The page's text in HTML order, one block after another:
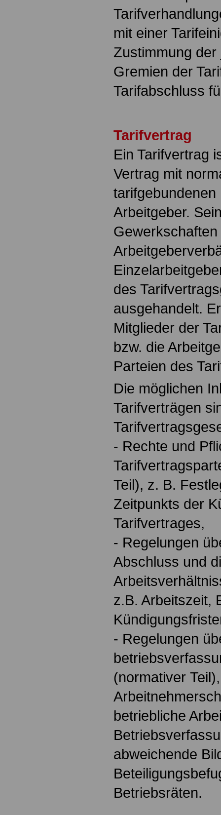
mit einer
Zustimmung
Gremien der
Tarifabschluss
Tarifvertrag
Ein Tarifvertrag
Vertrag mit
Arbeitgeber.
des
ausgehandelt.
Mitglieder der
bzw. die
Parteien des
Die möglichen
Tarifverträgen
- Rechte und
Teil), z. B.
Zeitpunkts der
Tarifvertrages,
- Regelungen
Abschluss und
z.B. Arbeitszeit,
- Regelungen
(normativer
betriebliche
abweichende
Betriebsräten.